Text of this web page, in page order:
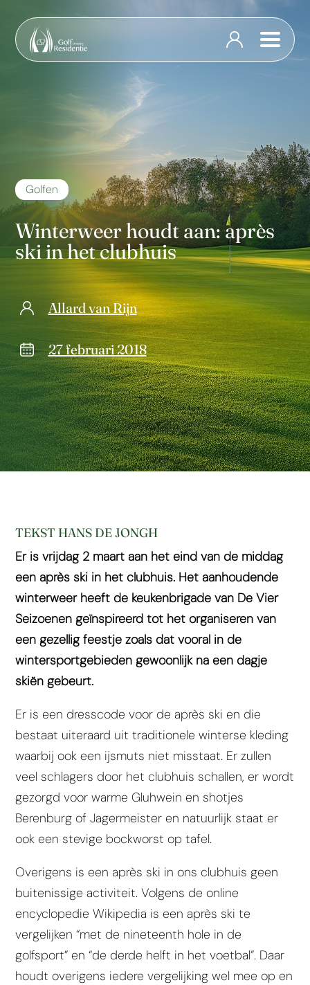
Golfen
Winterweer houdt aan: après
ski in het clubhuis
Allard van Rijn
27 februari 2018
TEKST HANS DE JONGH
Er is vrijdag 2 maart aan het eind van de middag
een après ski in het clubhuis. Het aanhoudende
winterweer heeft de keukenbrigade van De Vier
Seizoenen geïnspireerd tot het organiseren van
een gezellig feestje zoals dat vooral in de
wintersportgebieden gewoonlijk na een dagje
skiën gebeurt.
Er is een dresscode voor de après ski en die
bestaat uiteraard uit traditionele winterse kleding
waarbij ook een ijsmuts niet misstaat. Er zullen
veel schlagers door het clubhuis schallen, er wordt
gezorgd voor warme Gluhwein en shotjes
Berenburg of Jagermeister en natuurlijk staat er
ook een stevige bockworst op tafel.
Overigens is een après ski in ons clubhuis geen
buitenissige activiteit. Volgens de online
encyclopedie Wikipedia is een après ski te
vergelijken “met de nineteenth hole in de
golfsport” en “de derde helft in het voetbal”. Daar
houdt overigens iedere vergelijking wel mee op en